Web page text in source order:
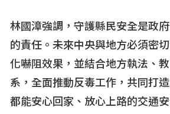
林國漳強調，守護縣民安全是政
的責任。未來中央與地方必須密
化嚇阻效果，並結合地方執法、
系，全面推動反毒工作，共同打
都能安心回家、放心上路的交通安